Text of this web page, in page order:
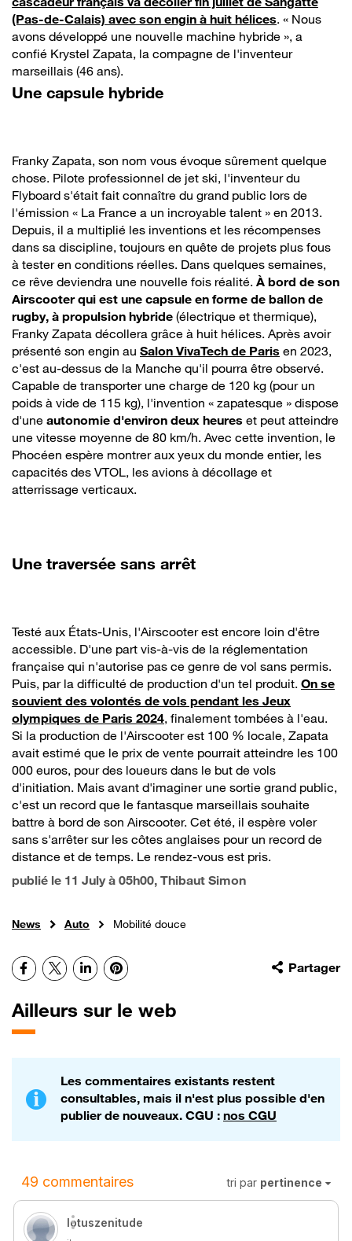
(Pas-de-Calais) avec son engin à huit hélices. « Nous
avons développé une nouvelle machine hybride », a
confié Krystel Zapata, la compagne de l'inventeur
marseillais (46 ans).
Une capsule hybride
Franky Zapata, son nom vous évoque sûrement quelque
chose. Pilote professionnel de jet ski, l'inventeur du
Flyboard s'était fait connaître du grand public lors de
l'émission « La France a un incroyable talent » en 2013.
Depuis, il a multiplié les inventions et les récompenses
dans sa discipline, toujours en quête de projets plus fous
à tester en conditions réelles. Dans quelques semaines,
ce rêve deviendra une nouvelle fois réalité. À bord de son
Airscooter qui est une capsule en forme de ballon de
rugby, à propulsion hybride (électrique et thermique),
Franky Zapata décollera grâce à huit hélices. Après avoir
présenté son engin au Salon VivaTech de Paris en 2023,
c'est au-dessus de la Manche qu'il pourra être observé.
Capable de transporter une charge de 120 kg (pour un
poids à vide de 115 kg), l'invention « zapatesque » dispose
d'une autonomie d'environ deux heures et peut atteindre
une vitesse moyenne de 80 km/h. Avec cette invention, le
Phocéen espère montrer aux yeux du monde entier, les
capacités des VTOL, les avions à décollage et
atterrissage verticaux.
Une traversée sans arrêt
Testé aux États-Unis, l'Airscooter est encore loin d'être
accessible. D'une part vis-à-vis de la réglementation
française qui n'autorise pas ce genre de vol sans permis.
Puis, par la difficulté de production d'un tel produit. On se
souvient des volontés de vols pendant les Jeux
olympiques de Paris 2024, finalement tombées à l'eau.
Si la production de l'Airscooter est 100 % locale, Zapata
avait estimé que le prix de vente pourrait atteindre les 100
000 euros, pour des loueurs dans le but de vols
d'initiation. Mais avant d'imaginer une sortie grand public,
c'est un record que le fantasque marseillais souhaite
battre à bord de son Airscooter. Cet été, il espère voler
sans s'arrêter sur les côtes anglaises pour un record de
distance et de temps. Le rendez-vous est pris.
publié le 11 July à 05h00, Thibaut Simon
News Auto Mobilité douce
Partager
Facebook
X LinkedInPinterest
Ailleurs sur le web
Les commentaires existants restent
consultables, mais il n'est plus possible d'en
publier de nouveaux. CGU : nos CGU